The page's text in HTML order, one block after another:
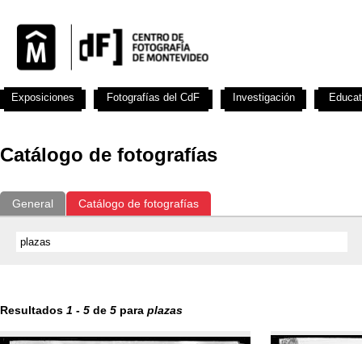
Catálogo de fotografías
General Catálogo de fotografías
Resultados 1 - 5 de 5 para plazas
Exposiciones Fotografías del CdF Investigación